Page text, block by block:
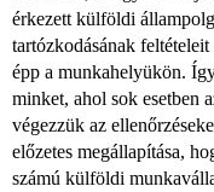
érkezett külföldi
tartózkodásának
épp a munkahelyükön.
minket, ahol sok esetben
végezzük az
előzetes megállapítása,
számú külföldi